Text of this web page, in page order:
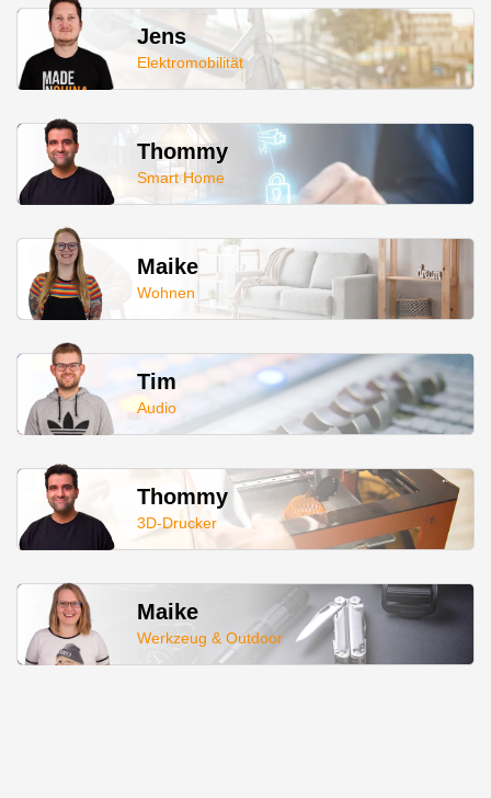
Jens
Elektromobilität
Thommy
Smart Home
Maike
Wohnen
Tim
Audio
Thommy
3D-Drucker
Maike
Werkzeug & Outdoor